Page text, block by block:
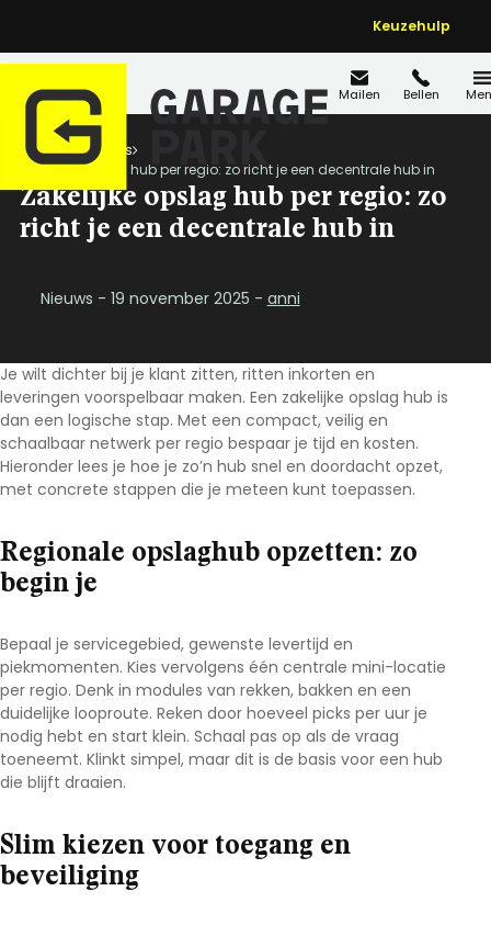
Keuzehulp
Mailen Bellen
Home Nieuws
Zakelijke opslag hub per regio: zo richt je een decentrale hub in
Zakelijke opslag hub per regio: zo
richt je een decentrale hub in
Nieuws - 19 november 2025 - anni
Je wilt dichter bij je klant zitten, ritten inkorten en
leveringen voorspelbaar maken. Een zakelijke opslag hub is
dan een logische stap. Met een compact, veilig en
schaalbaar netwerk per regio bespaar je tijd en kosten.
Hieronder lees je hoe je zo’n hub snel en doordacht opzet,
met concrete stappen die je meteen kunt toepassen.
Regionale opslaghub opzetten: zo
begin je
Bepaal je servicegebied, gewenste levertijd en
piekmomenten. Kies vervolgens één centrale mini-locatie
per regio. Denk in modules van rekken, bakken en een
duidelijke looproute. Reken door hoeveel picks per uur je
nodig hebt en start klein. Schaal pas op als de vraag
toeneemt. Klinkt simpel, maar dit is de basis voor een hub
die blijft draaien.
Slim kiezen voor toegang en
beveiliging